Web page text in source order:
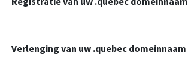
Verlenging van uw .quebec domeinnaam